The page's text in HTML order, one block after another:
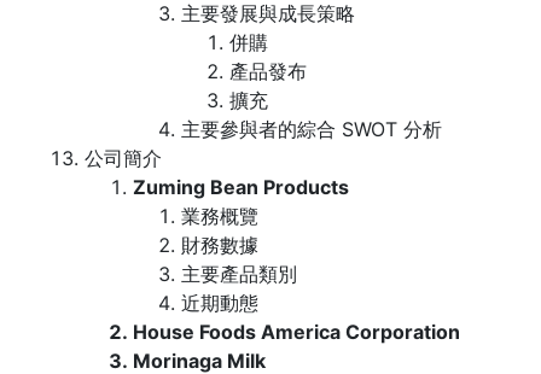
主要發展與成長策略
併購
產品發布
擴充
主要參與者的綜合 SWOT 分析
公司簡介
Zuming Bean Products
業務概覽
財務數據
主要產品類別
近期動態
House Foods America Corporation
Morinaga Milk